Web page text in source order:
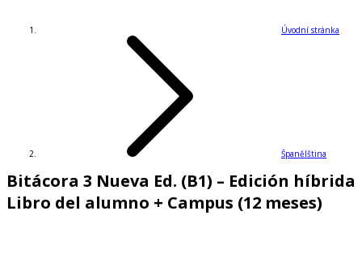
Úvodní stránka
Španělština
Bitácora 3 Nueva Ed. (B1) – Edición híbrida
Libro del alumno + Campus (12 meses)